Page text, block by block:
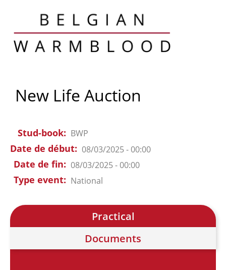
New Life Auction
Stud-book BWP
Date de début 08/03/2025 - 00:00
Date de fin 08/03/2025 - 00:00
Type event National
Practical
Documents